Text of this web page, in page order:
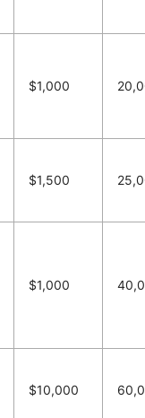
$1,000
$1,500
$1,000
$10,000